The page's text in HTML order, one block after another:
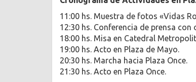
11:00 hs. Muestra de fotos «Vidas
12:30 hs. Conferencia de prensa
18:00 hs. Misa en Catedral
19:00 hs. Acto en Plaza de Mayo.
20:30 hs. Marcha hacia Plaza Once.
21:30 hs. Acto en Plaza Once.